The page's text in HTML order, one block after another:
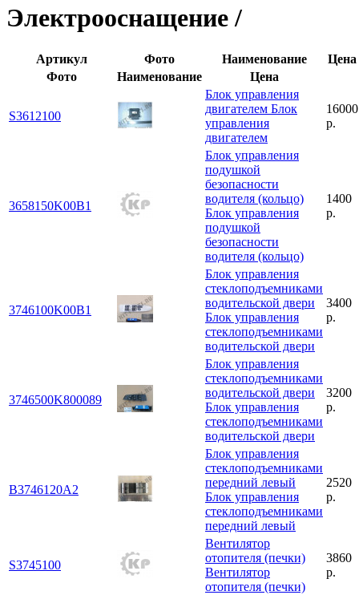
Электрооснащение /
Артикул Фото Наименование
Цена
Фото
Наименование Цена
S3612100
Блок управления
двигателем Блок
управления
двигателем
16000
р.
3658150K00B1
Блок управления
подушкой
безопасности
водителя (кольцо)
Блок управления
подушкой
безопасности
водителя (кольцо)
1400
р.
3746100K00B1
Блок управления
стеклоподъемниками
водительской двери
Блок управления
стеклоподъемниками
водительской двери
3400
р.
3746500K800089
Блок управления
стеклоподъемниками
водительской двери
Блок управления
стеклоподъемниками
водительской двери
3200
р.
B3746120A2
Блок управления
стеклоподъемниками
передний левый
Блок управления
стеклоподъемниками
передний левый
2520
р.
S3745100
Вентилятор
отопителя (печки)
Вентилятор
отопителя (печки)
3860
р.